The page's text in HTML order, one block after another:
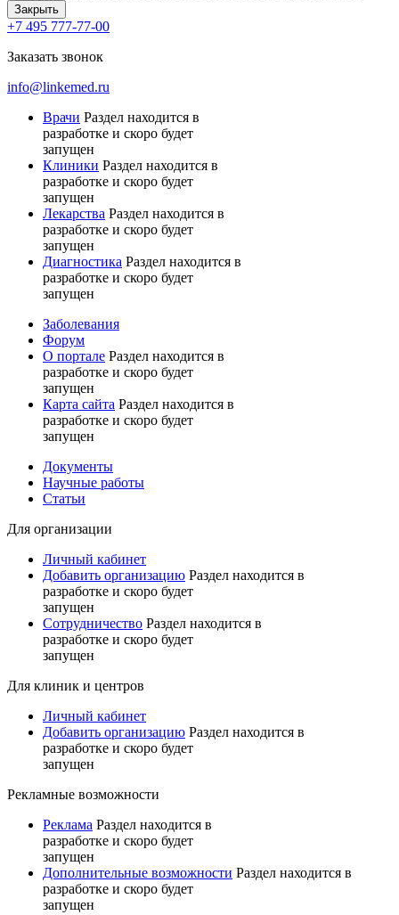
Закрыть
+7 495 777-77-00
Заказать звонок
info@linkemed.ru
Врачи Раздел находится в
разработке и скоро будет
запущен
Клиники Раздел находится в
разработке и скоро будет
запущен
Лекарства Раздел находится в
разработке и скоро будет
запущен
Диагностика Раздел находится в
разработке и скоро будет
запущен
Заболевания
Форум
О портале Раздел находится в
разработке и скоро будет
запущен
Карта сайта Раздел находится в
разработке и скоро будет
запущен
Документы
Научные работы
Статьи
Для организации
Личный кабинет
Добавить организацию Раздел находится в
разработке и скоро будет
запущен
Сотрудничество Раздел находится в
разработке и скоро будет
запущен
Для клиник и центров
Личный кабинет
Добавить организацию Раздел находится в
разработке и скоро будет
запущен
Рекламные возможности
Реклама Раздел находится в
разработке и скоро будет
запущен
Дополнительные возможности Раздел находится в
разработке и скоро будет
запущен